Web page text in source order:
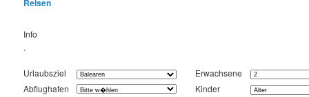
Reisen
Info
.
Urlaubsziel
Erwachsene
Abflughafen
Kinder